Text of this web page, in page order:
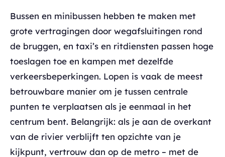
Bussen en minibussen hebben te maken met
grote vertragingen door wegafsluitingen rond
de bruggen, en taxi’s en ritdiensten passen hoge
toeslagen toe en kampen met dezelfde
verkeersbeperkingen. Lopen is vaak de meest
betrouwbare manier om je tussen centrale
punten te verplaatsen als je eenmaal in het
centrum bent. Belangrijk: als je aan de overkant
van de rivier verblijft ten opzichte van je
kijkpunt, vertrouw dan op de metro – met de